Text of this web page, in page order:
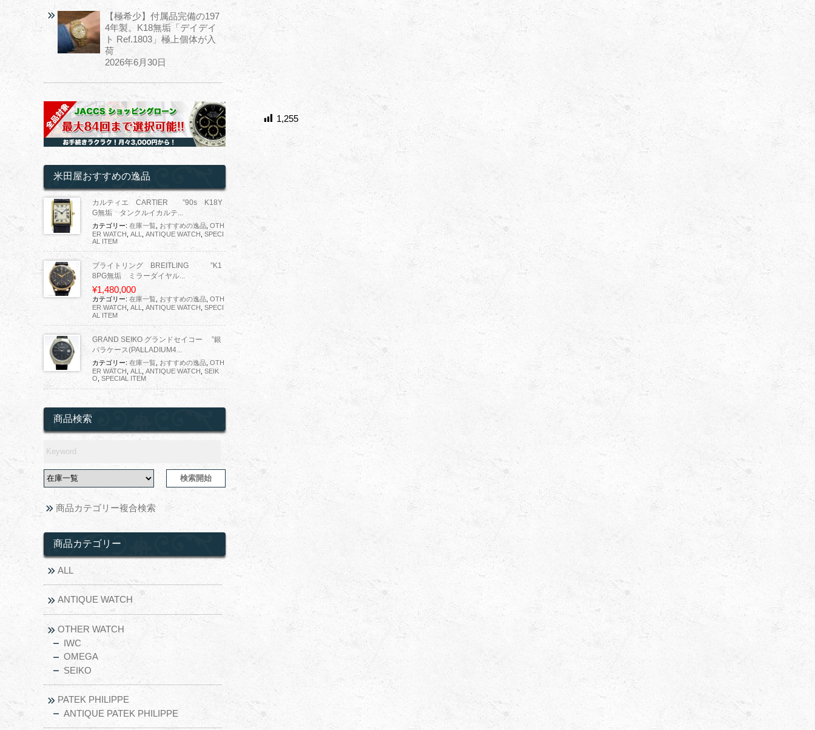
1,255
【極希少】付属品完備の197
4年製。K18無垢「デイデイ
ト Ref.1803」極上個体が入
荷
2026年6月30日
米田屋おすすめの逸品
カルティエ CARTIER ”90s K18Y
G無垢 タンクルイカルテ...
カテゴリー: 在庫一覧 おすすめの逸品, OTH
ER WATCH, ALL ANTIQUE WATCH ,SPECI
AL ITEM
ブライトリング BREITLING ”K1
8PG無垢 ミラーダイヤル...
¥1,480,000
カテゴリー: 在庫一覧 おすすめの逸品 OTH
ER WATCH ALL ANTIQUE WATCH SPECI
AL ITEM
GRAND SEIKO グランドセイコー ”銀
パラケース(PALLADIUM4...
カテゴリー: 在庫一覧 おすすめの逸品 OTH
ER WATCH ALL ANTIQUE WATCH SEIK
O SPECIAL ITEM
商品検索
商品カテゴリー複合検索
商品カテゴリー
ALL
ANTIQUE WATCH
OTHER WATCH
IWC
OMEGA
SEIKO
PATEK PHILIPPE
ANTIQUE PATEK PHILIPPE